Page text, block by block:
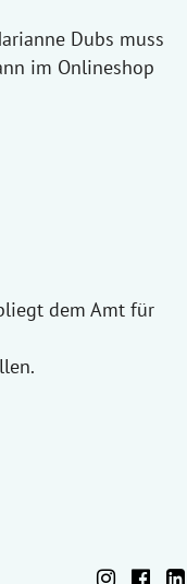
Dubs muss
im Onlineshop
dem Amt für